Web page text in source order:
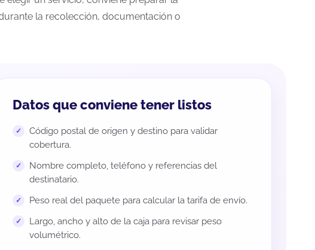
la recolección, documentación o
Datos que conviene tener listos
Código postal de origen y destino para validar
cobertura.
Nombre completo, teléfono y referencias del
destinatario.
Peso real del paquete para calcular la tarifa de envío.
Largo, ancho y alto de la caja para revisar peso
volumétrico.